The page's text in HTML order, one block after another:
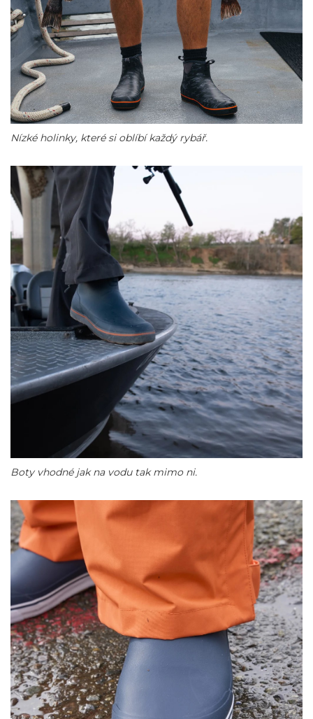
Nízké holinky, které si oblíbí každý rybář.
Boty vhodné jak na vodu tak mimo ni.